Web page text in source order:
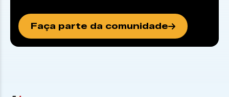
Faça parte da comunidade